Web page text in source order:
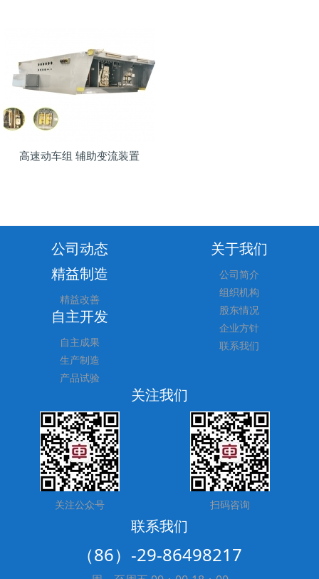
高速动车组 辅助变流装置
公司动态 关于我们
公司简介
组织机构
股东情况
企业方针
联系我们
精益制造
精益改善
自主开发
自主成果
生产制造
产品试验
关注我们
关注公众号 扫码咨询
联系我们
（86）-29-86498217